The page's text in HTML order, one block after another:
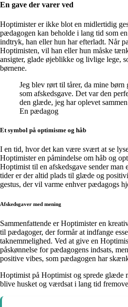
En gave der varer ved
Hoptimister er ikke blot en midlertidig
pædagogen kan beholde i lang tid som
indtryk, han eller hun har efterladt. Når
Hoptimisten, vil han eller hun måske
ansigter, glade øjeblikke og livlige lege,
børnene.
Jeg blev rørt til tårer, da mine
som afskedsgave. Det var den
den glæde, jeg har oplevet
En pædagog
Et symbol på optimisme og håb
I en tid, hvor det kan være svært at se
Hoptimister en påmindelse om håb og
Hoptimist til en afskedsgave sender man
tider er der altid plads til glæde og
gestus, der vil varme enhver pædagogs
Afskedsgaver med mening
Sammenfattende er Hoptimister en
til pædagoger, der formår at indfange
taknemmelighed. Ved at give en
påskønnelse for pædagogens indsats,
positive vibes, som pædagogen har
Hoptimist på Hoptimist og sprede glæde
blive husket og værdsat i lang tid